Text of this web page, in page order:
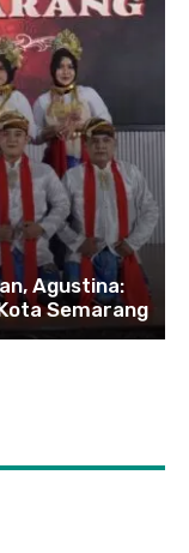
Agustina:
Semarang